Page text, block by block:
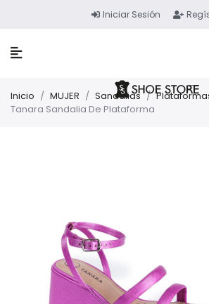
Iniciar Sesión
Inicio / MUJER / Sandalias /
Tanara Sandalia De Plataforma